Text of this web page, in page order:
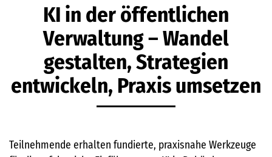
KI in der öffentlichen
Verwaltung – Wandel
gestalten, Strategien
entwickeln, Praxis umsetzen
Teilnehmende erhalten fundierte, praxisnahe Werkzeuge